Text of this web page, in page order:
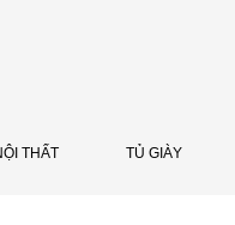
THẤT TỦ GIÀY